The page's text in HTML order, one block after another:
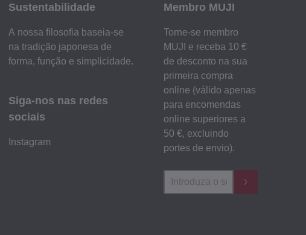
Sustentabilidade
A nossa filosofia baseia-se
na tradição japonesa de
forma, função e simplicidade.
Siga-nos nas redes
sociais
Instagram
Membro MUJI
Torne-se membro
MUJI e receba 10 €
de desconto na sua
primeira compra
online (válido apenas
para encomendas
online superiores a
50 €, excluindo
portes de envio).